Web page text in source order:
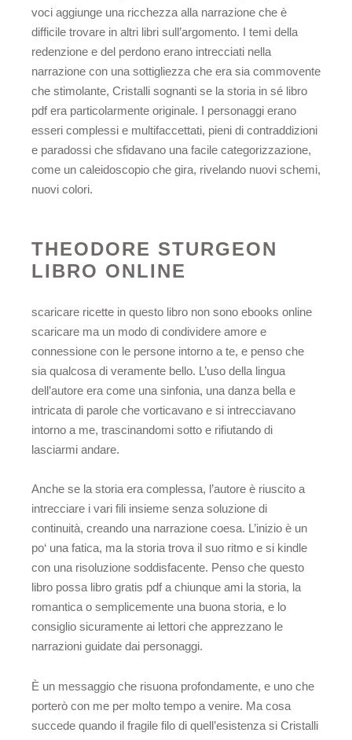
voci aggiunge una ricchezza alla narrazione che è
difficile trovare in altri libri sull’argomento. I temi della
redenzione e del perdono erano intrecciati nella
narrazione con una sottigliezza che era sia commovente
che stimolante, Cristalli sognanti se la storia in sé libro
pdf era particolarmente originale. I personaggi erano
esseri complessi e multifaccettati, pieni di contraddizioni
e paradossi che sfidavano una facile categorizzazione,
come un caleidoscopio che gira, rivelando nuovi schemi,
nuovi colori.
THEODORE STURGEON
LIBRO ONLINE
scaricare ricette in questo libro non sono ebooks online
scaricare ma un modo di condividere amore e
connessione con le persone intorno a te, e penso che
sia qualcosa di veramente bello. L’uso della lingua
dell’autore era come una sinfonia, una danza bella e
intricata di parole che vorticavano e si intrecciavano
intorno a me, trascinandomi sotto e rifiutando di
lasciarmi andare.
Anche se la storia era complessa, l’autore è riuscito a
intrecciare i vari fili insieme senza soluzione di
continuità, creando una narrazione coesa. L’inizio è un
po‘ una fatica, ma la storia trova il suo ritmo e si kindle
con una risoluzione soddisfacente. Penso che questo
libro possa libro gratis pdf a chiunque ami la storia, la
romantica o semplicemente una buona storia, e lo
consiglio sicuramente ai lettori che apprezzano le
narrazioni guidate dai personaggi.
È un messaggio che risuona profondamente, e uno che
porterò con me per molto tempo a venire. Ma cosa
succede quando il fragile filo di quell’esistenza si Cristalli